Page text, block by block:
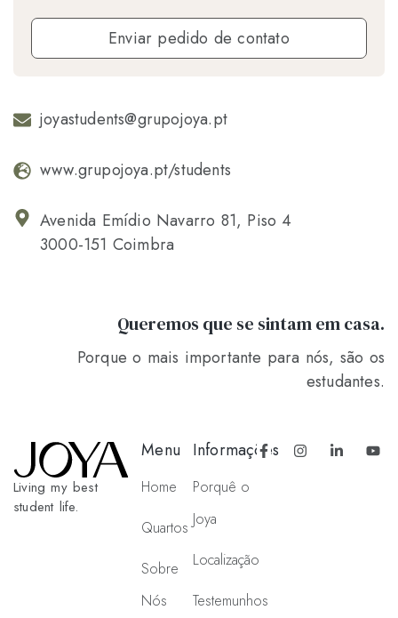
Enviar pedido de contato
joyastudents@grupojoya.pt
www.grupojoya.pt/students
Avenida Emídio Navarro 81, Piso 4
3000-151 Coimbra
Queremos que se sintam em casa.
Porque o mais importante para nós, são os
estudantes.
Living my best
student life.
Menu
Home
Quartos
Sobre
Nós
Informações
Porquê o
Joya
Localização
Testemunhos